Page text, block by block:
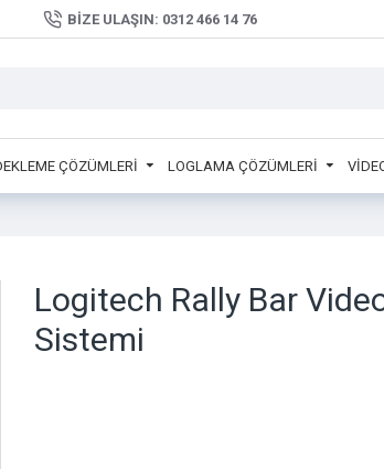
BIZE ULAŞIN: 0312 466 14 76
ÇÖZÜMLERİ LOGLAMA ÇÖZÜMLERİ
Logitech Rally Bar
Sistemi